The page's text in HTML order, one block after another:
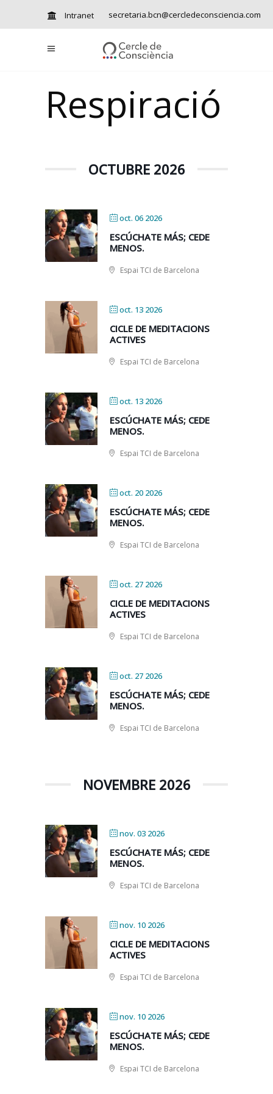
Intranet secretaria.bcn@cercledeconsciencia.com
Respiració
OCTUBRE 2026
oct. 06 2026
ESCÚCHATE MÁS; CEDE
MENOS.
Espai TCI de Barcelona
oct. 13 2026
CICLE DE MEDITACIONS
ACTIVES
Espai TCI de Barcelona
oct. 13 2026
ESCÚCHATE MÁS; CEDE
MENOS.
Espai TCI de Barcelona
oct. 20 2026
ESCÚCHATE MÁS; CEDE
MENOS.
Espai TCI de Barcelona
oct. 27 2026
CICLE DE MEDITACIONS
ACTIVES
Espai TCI de Barcelona
oct. 27 2026
ESCÚCHATE MÁS; CEDE
MENOS.
Espai TCI de Barcelona
NOVEMBRE 2026
nov. 03 2026
ESCÚCHATE MÁS; CEDE
MENOS.
Espai TCI de Barcelona
nov. 10 2026
CICLE DE MEDITACIONS
ACTIVES
Espai TCI de Barcelona
nov. 10 2026
ESCÚCHATE MÁS; CEDE
MENOS.
Espai TCI de Barcelona